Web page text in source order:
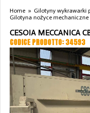
Home » Gilotyny wykrawarki
Gilotyna nożyce mechaniczne
CESOIA MECCANICA
CODICE PRODOTTO: 34593